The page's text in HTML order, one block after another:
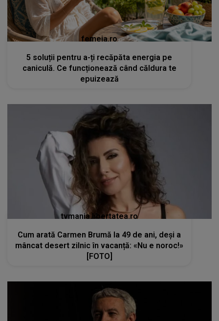
femeia.ro
5 soluții pentru a-ți recăpăta energia pe
caniculă. Ce funcționează când căldura te
epuizează
tvmania.libertatea.ro
Cum arată Carmen Brumă la 49 de ani, deși a
mâncat desert zilnic în vacanță: «Nu e noroc!»
[FOTO]